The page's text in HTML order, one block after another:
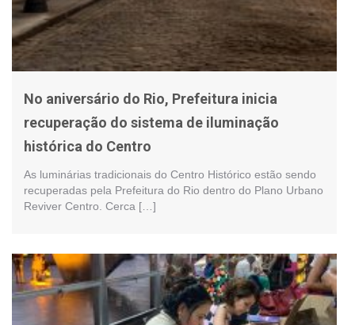
No aniversário do Rio, Prefeitura inicia
recuperação do sistema de iluminação
histórica do Centro
As luminárias tradicionais do Centro Histórico estão sendo
recuperadas pela Prefeitura do Rio dentro do Plano Urbano
Reviver Centro. Cerca […]